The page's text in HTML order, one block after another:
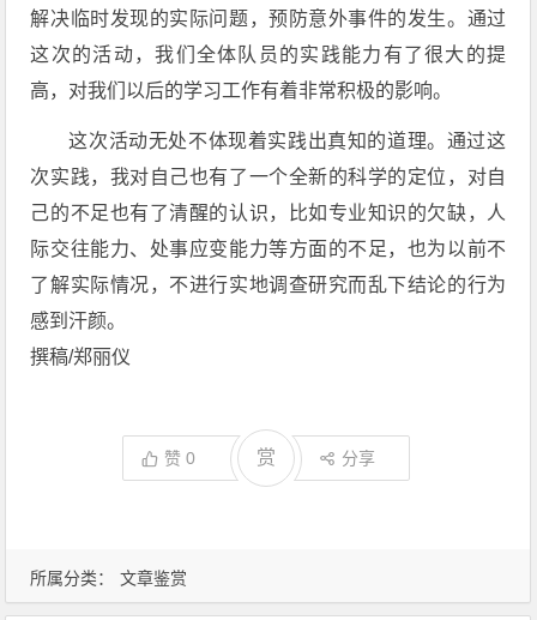
所属分类： 文章鉴赏
解决临时发现的实际问题，预防意外事件的发生。通过
这次的活动，我们全体队员的实践能力有了很大的提
高，对我们以后的学习工作有着非常积极的影响。
这次活动无处不体现着实践出真知的道理。通过这
次实践，我对自己也有了一个全新的科学的定位，对自
己的不足也有了清醒的认识，比如专业知识的欠缺，人
际交往能力、处事应变能力等方面的不足，也为以前不
了解实际情况，不进行实地调查研究而乱下结论的行为
感到汗颜。
撰稿/郑丽仪
赞0 赏 分享